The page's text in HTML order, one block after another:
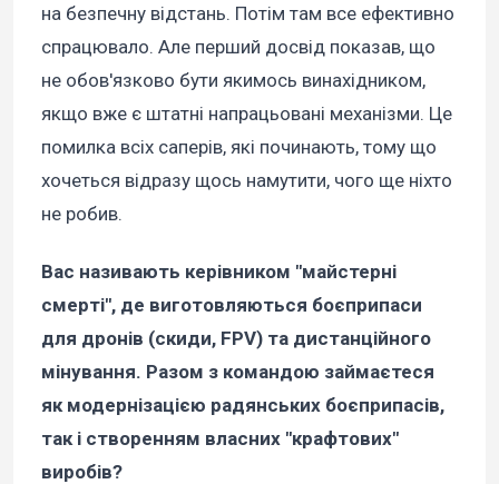
на безпечну відстань. Потім там все ефективно
спрацювало. Але перший досвід показав, що
не обов'язково бути якимось винахідником,
якщо вже є штатні напрацьовані механізми. Це
помилка всіх саперів, які починають, тому що
хочеться відразу щось намутити, чого ще ніхто
не робив.
Вас називають керівником "майстерні
смерті", де виготовляються боєприпаси
для дронів (скиди, FPV) та дистанційного
мінування. Разом з командою займаєтеся
як модернізацією радянських боєприпасів,
так і створенням власних "крафтових"
виробів?